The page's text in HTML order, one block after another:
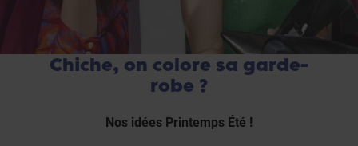
Chiche, on colore sa garde-
robe ?
Nos idées Printemps Été !